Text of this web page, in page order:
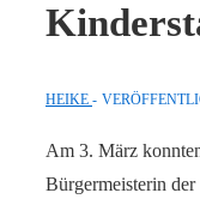
HEIKE
Am 3. März
Bürgermeisterin